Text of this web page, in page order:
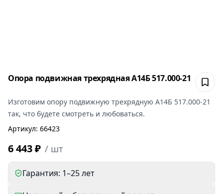
Опора подвижная трехрядная А14Б 517.000-21
Изготовим опору подвижную трехрядную А14Б 517.000-21
так, что будете смотреть и любоваться.
Артикул: 66423
6 443 ₽ / шт
Гарантия: 1–25 лет